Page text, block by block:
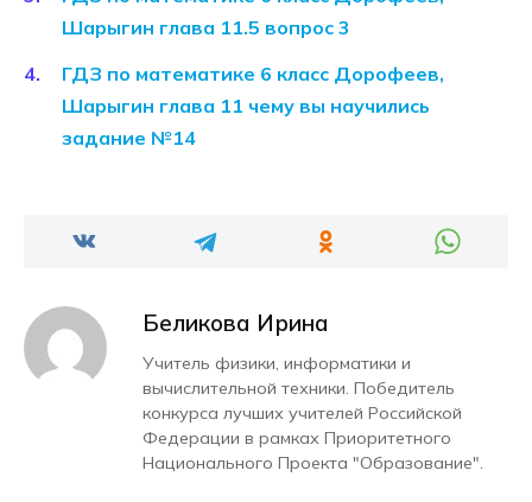
Шарыгин глава 11.5 вопрос 3
ГДЗ по математике 6 класс Дорофеев,
Шарыгин глава 11 чему вы научились
задание №14
Беликова Ирина
Учитель физики, информатики и
вычислительной техники. Победитель
конкурса лучших учителей Российской
Федерации в рамках Приоритетного
Национального Проекта "Образование".